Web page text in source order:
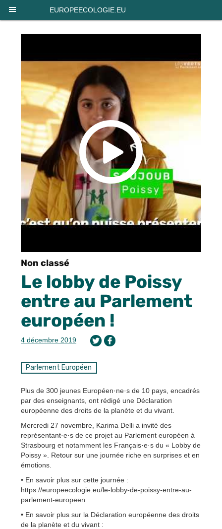
EUROPEECOLOGIE.EU
Non classé
Le lobby de Poissy
entre au Parlement
européen !
4 décembre 2019
Parlement Européen
Plus de 300 jeunes Européen·ne·s de 10 pays, encadrés
par des enseignants, ont rédigé une Déclaration
européenne des droits de la planète et du vivant.
Mercredi 27 novembre, Karima Delli a invité des
représentant·e·s de ce projet au Parlement européen à
Strasbourg et notamment les Français·e·s du « Lobby de
Poissy ». Retour sur une journée riche en surprises et en
émotions.
• En savoir plus sur cette journée :
https://europeecologie.eu/le-lobby-de-poissy-entre-au-
parlement-europeen
• En savoir plus sur la Déclaration européenne des droits
de la planète et du vivant :